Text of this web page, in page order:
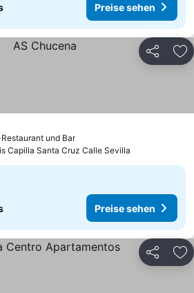
Preise sehen
Teilen
und BarPreise sehen
Capilla Santa Cruz Calle Sevilla
Preise sehen
Teilen